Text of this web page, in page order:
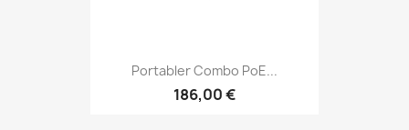
Portabler Combo PoE...
186,00 €